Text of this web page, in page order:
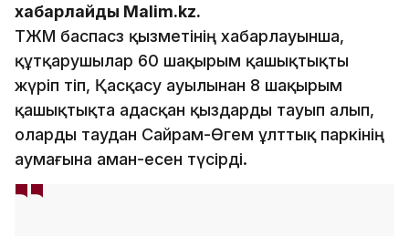
хабарлайды Malim.kz.
ТЖМ баспасөз қызметінің хабарлауынша,
құтқарушылар 60 шақырым қашықтықты
жүріп өтіп, Қасқасу ауылынан 8 шақырым
қашықтықта адасқан қыздарды тауып алып,
оларды таудан Сайрам-Өгем ұлттық паркінің
аумағына аман-есен түсірді.